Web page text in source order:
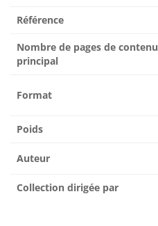
Référence
Nombre de pages de contenu
principal
Format
Poids
Auteur
Collection dirigée par